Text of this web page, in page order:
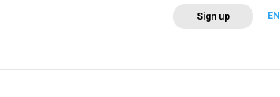
Sign up EN